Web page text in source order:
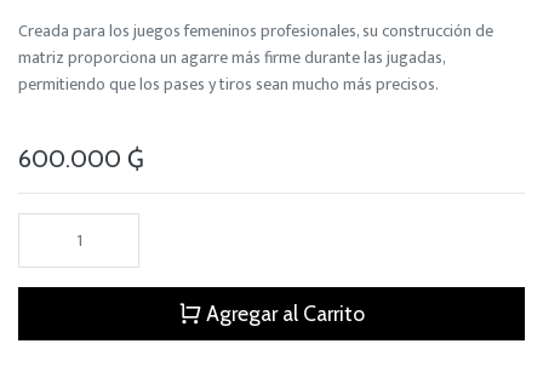
Creada para los juegos femeninos profesionales, su construcción de
matriz proporciona un agarre más firme durante las jugadas,
permitiendo que los pases y tiros sean mucho más precisos.
600.000 ₲
Agregar al Carrito